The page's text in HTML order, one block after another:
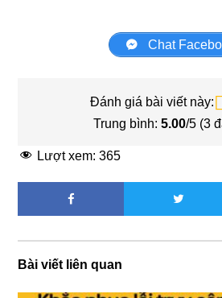
Chat
Đánh giá bài viết này:
Trung bình: 5.00/5 (3
Lượt xem: 365
Bài viết liên quan